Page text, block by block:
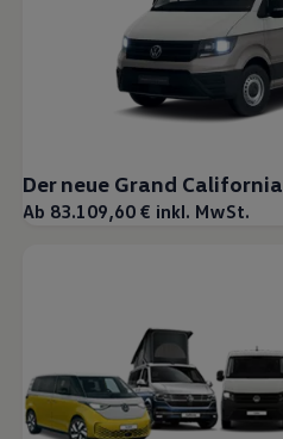
Der neue Grand California
Ab 83.109,60 € inkl. MwSt.